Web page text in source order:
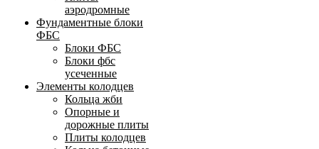
аэродромные
Фундаментные блоки
ФБС
Блоки ФБС
Блоки фбс
усеченные
Элементы колодцев
Кольца жби
Опорные и
дорожные плиты
Плиты колодцев